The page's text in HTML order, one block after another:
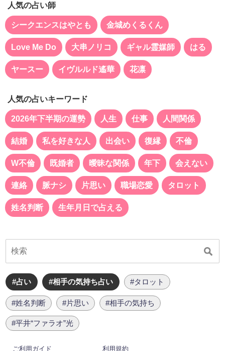
人気の占い師
シークエンスはやとも 金城めくるくん
Love Me Do 大串ノリコ ギャル霊媒師 はる
ヤースー イヴルルド遙華 花凛
人気の占いキーワード
2026年下半期の運勢 人生 仕事 人間関係
結婚 私を好きな人 出会い 復縁 不倫
W不倫 既婚者 曖昧な関係 年下 会えない
連絡 脈ナシ 片思い 職場恋愛 タロット
姓名判断 生年月日で占える
#占い #相手の気持ち占い #タロット
#姓名判断 #片思い #相手の気持ち
#平井“ファラオ”光
ご利用ガイド 利用規約